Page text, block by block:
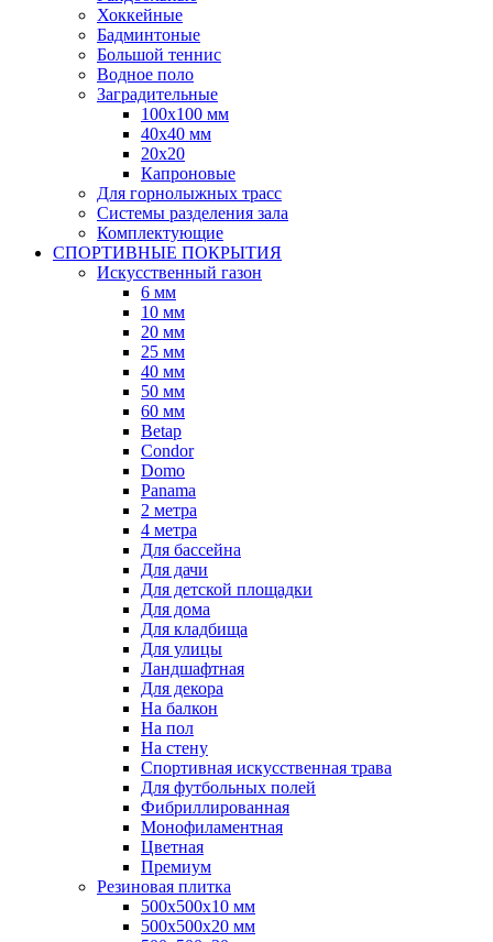
Хоккейные
Бадминтоные
Большой теннис
Водное поло
Заградительные
100х100 мм
40х40 мм
20х20
Капроновые
Для горнолыжных трасс
Системы разделения зала
Комплектующие
СПОРТИВНЫЕ ПОКРЫТИЯ
Искусственный газон
6 мм
10 мм
20 мм
25 мм
40 мм
50 мм
60 мм
Betap
Condor
Domo
Panama
2 метра
4 метра
Для бассейна
Для дачи
Для детской площадки
Для дома
Для кладбища
Для улицы
Ландшафтная
Для декора
На балкон
На пол
На стену
Спортивная искусственная трава
Для футбольных полей
Фибриллированная
Монофиламентная
Цветная
Премиум
Резиновая плитка
500х500х10 мм
500х500х20 мм